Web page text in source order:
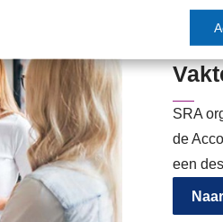
SRA
de
een